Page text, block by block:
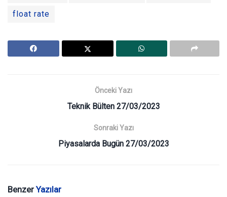
float rate
Önceki Yazı
Teknik Bülten 27/03/2023
Sonraki Yazı
Piyasalarda Bugün 27/03/2023
BenzerYazılar